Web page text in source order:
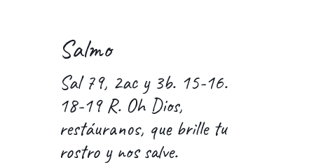
Salmo
Sal 79, 2ac y 3b. 15-16.
18-19 R. Oh Dios,
restáuranos, que brille tu
rostro y nos salve.